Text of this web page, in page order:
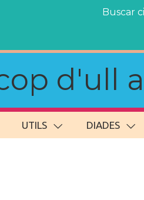
Buscar
d'ull
UTILS DIADES